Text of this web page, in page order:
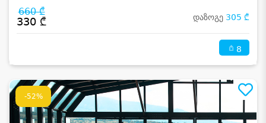
660 ₾
330 ₾ დაზოგე 305 ₾
8
-52%